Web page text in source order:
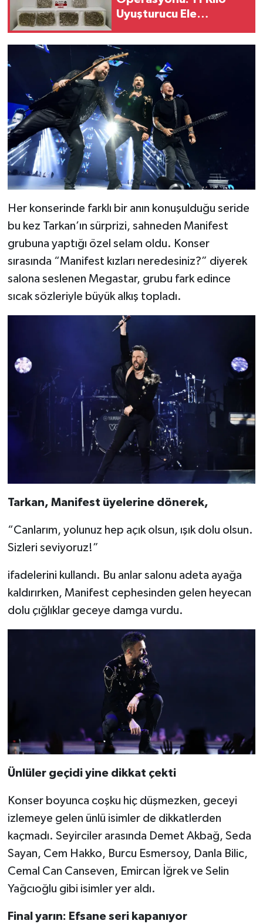
Uyuşturucu Ele
Tutuklandı
Her konserinde farklı bir anın konuşulduğu seride
bu kez Tarkan’ın sürprizi, sahneden Manifest
grubuna yaptığı özel selam oldu. Konser
sırasında “Manifest kızları neredesiniz?” diyerek
salona seslenen Megastar, grubu fark edince
sıcak sözleriyle büyük alkış topladı.
Tarkan, Manifest üyelerine dönerek,
“Canlarım, yolunuz hep açık olsun, ışık dolu olsun.
Sizleri seviyoruz!”
ifadelerini kullandı. Bu anlar salonu adeta ayağa
kaldırırken, Manifest cephesinden gelen heyecan
dolu çığlıklar geceye damga vurdu.
Ünlüler geçidi yine dikkat çekti
Konser boyunca coşku hiç düşmezken, geceyi
izlemeye gelen ünlü isimler de dikkatlerden
kaçmadı. Seyirciler arasında Demet Akbağ, Seda
Sayan, Cem Hakko, Burcu Esmersoy, Danla Bilic,
Cemal Can Canseven, Emircan İğrek ve Selin
Yağcıoğlu gibi isimler yer aldı.
Final yarın: Efsane seri kapanıyor